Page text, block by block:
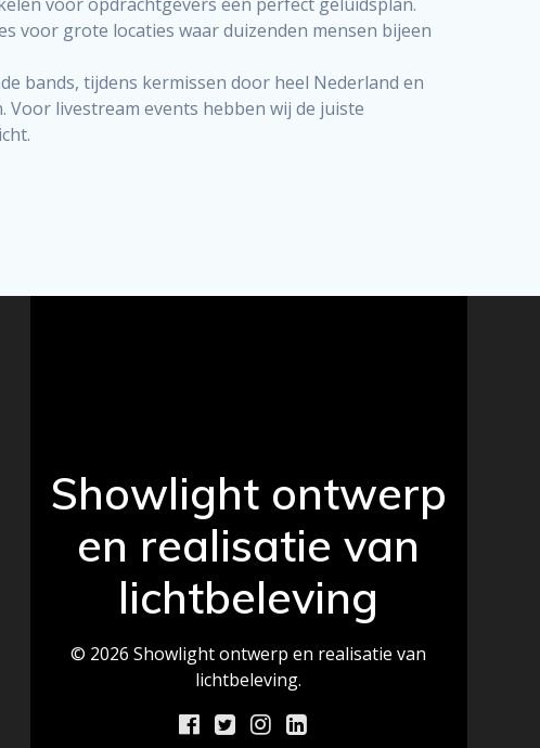
voor grote locaties waar duizenden mensen bijeen
bands, tijdens kermissen door heel Nederland en
livestream events hebben wij de juiste
Showlight ontwerp
en realisatie van
lichtbeleving
© 2026 Showlight ontwerp en realisatie van
lichtbeleving.